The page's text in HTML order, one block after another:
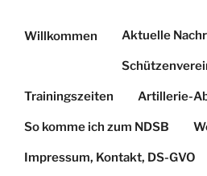
Willkommen Aktuelle
Trainingszeiten Artillerie-
So komme ich zum NDSB
Impressum, Kontakt, DS-GVO